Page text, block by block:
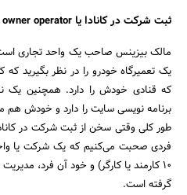
ثبت شرکت در کانادا یا owner operator چیست:
مالک بیزینس صاحب یک واحد تجاری
یک تعمیرگاه خودرو را در نظر بگیرید
که قنادی خودش را دارد. همچنین یک
برنامه نویسی سایت را دارد و خودش هم
فردی صحبت می‌کنیم که یک شرکت یا
10 کارمند یا کارگر) و خود آن فرد،
گرفته است.